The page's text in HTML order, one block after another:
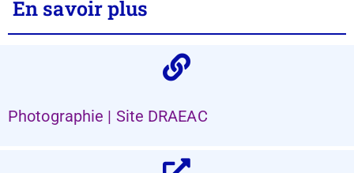
En savoir plus
Photographie | Site DRAEAC